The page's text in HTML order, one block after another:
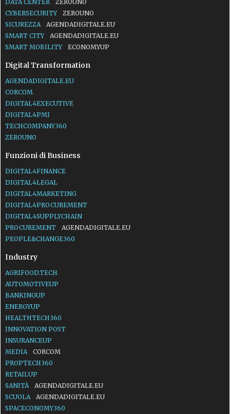
DATA CENTER
ZEROUNO
CYBERSECURITY
ZEROUNO
SICUREZZA
AGENDADIGITALE.EU
SMART CITY
AGENDADIGITALE.EU
SMART MOBILITY
ECONOMYUP
Digital Transformation
AGENDADIGITALE.EU
CORCOM
DIGITAL4EXECUTIVE
DIGITAL4PMI
TECHCOMPANY360
ZEROUNO
Funzioni di Business
DIGITAL4FINANCE
DIGITAL4LEGAL
DIGITAL4MARKETING
DIGITAL4PROCUREMENT
DIGITAL4SUPPLYCHAIN
PROCUREMENT
AGENDADIGITALE.EU
PEOPLE&CHANGE360
Industry
AGRIFOOD.TECH
AUTOMOTIVEUP
BANKINGUP
ENERGYUP
HEALTHTECH360
INNOVATION POST
INSURANCEUP
MEDIA
CORCOM
PROPTECH360
RETAILUP
SANITÀ
AGENDADIGITALE.EU
SCUOLA
AGENDADIGITALE.EU
SPACECONOMY360